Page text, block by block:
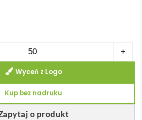
+
o produkt
Wyceń z Logo
Kup bez nadruku